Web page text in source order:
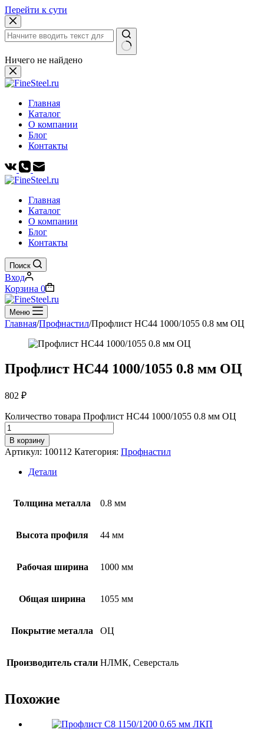
Перейти к сути
Ничего не найдено
Главная
Каталог
О компании
Блог
Контакты
Главная
Каталог
О компании
Блог
Контакты
Поиск
Вход
Корзина 0
Меню
Главная/Профнастил/Профлист НС44 1000/1055 0.8 мм ОЦ
Профлист НС44 1000/1055 0.8 мм ОЦ
802 ₽
Количество товара Профлист НС44 1000/1055 0.8 мм ОЦ
В корзину
Артикул: 100112 Категория: Профнастил
Детали
Толщина металла 0.8 мм
Высота профиля 44 мм
Рабочая ширина 1000 мм
Общая ширина 1055 мм
Покрытие металла ОЦ
Производитель стали НЛМК, Северсталь
Похожие